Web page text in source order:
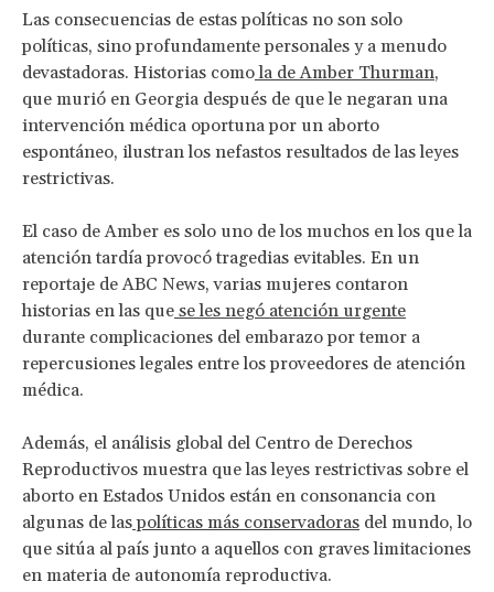
Las consecuencias de estas políticas no son solo
políticas, sino profundamente personales y a menudo
devastadoras. Historias comola de Amber Thurman,
que murió en Georgia después de que le negaran una
intervención médica oportuna por un aborto
espontáneo, ilustran los nefastos resultados de las leyes
restrictivas.
El caso de Amber es solo uno de los muchos en los que la
atención tardía provocó tragedias evitables. En un
reportaje de ABC News, varias mujeres contaron
historias en las que se les negó atención urgente
durante complicaciones del embarazo por temor a
repercusiones legales entre los proveedores de atención
médica.
Además, el análisis global del Centro de Derechos
Reproductivos muestra que las leyes restrictivas sobre el
aborto en Estados Unidos están en consonancia con
algunas de laspolíticas más conservadoras del mundo, lo
que sitúa al país junto a aquellos con graves limitaciones
en materia de autonomía reproductiva.